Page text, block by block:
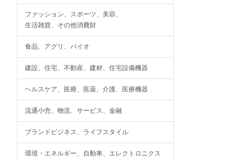
ファッション、スポーツ、美容、
生活雑貨、その他消費財
食品、アグリ、バイオ
建設、住宅、不動産、建材、住宅設備機器
ヘルスケア、医療、医薬、介護、医療機器
流通小売、物流、サービス、金融
ブランドビジネス、ライフスタイル
環境・エネルギー、自動車、エレクトロニクス